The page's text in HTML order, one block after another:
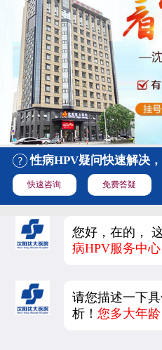
性病HPV疑问快速解决
快速咨询 免费答疑
您好，在的，
病HPV服务中心
请您描述一下
析！您多大年龄